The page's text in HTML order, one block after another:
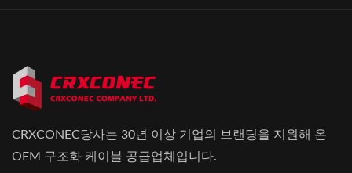
CRXCONEC당사는 30년 이상 기업의 브랜딩을 지원해 온
OEM 구조화 케이블 공급업체입니다.